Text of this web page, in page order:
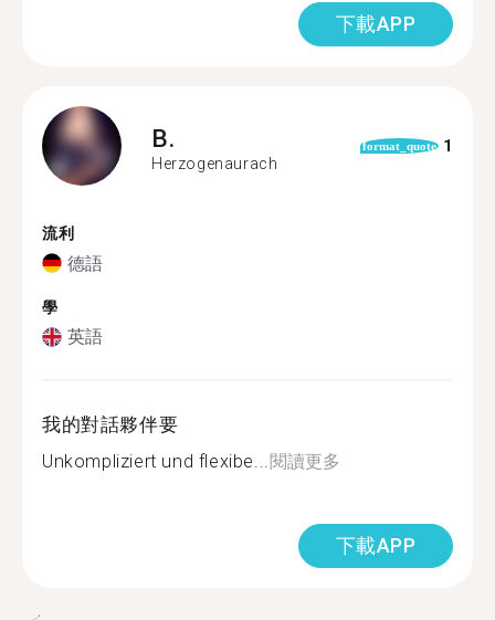
下載APP
B.
Herzogenaurach
format_quote 1
流利
德語
學
英語
我的對話夥伴要
Unkompliziert und flexibe...閱讀更多
下載APP